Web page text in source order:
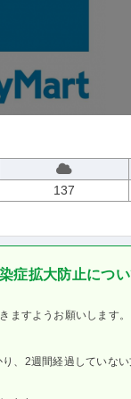
137
症拡大防止につ
ますようお願いします。
、2週間経過していな